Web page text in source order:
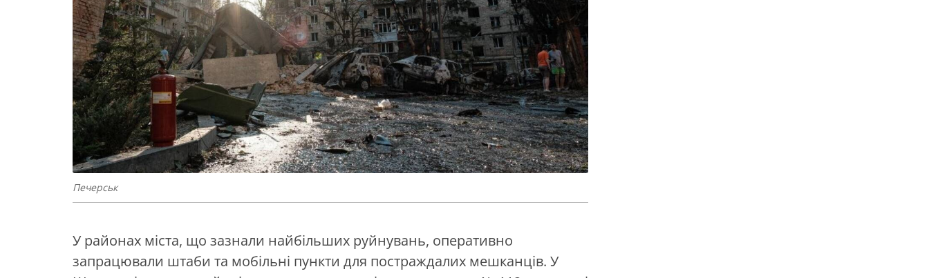
Печерськ
У районах міста, що зазнали найбільших руйнувань, оперативно
запрацювали штаби та мобільні пункти для постраждалих мешканців. У